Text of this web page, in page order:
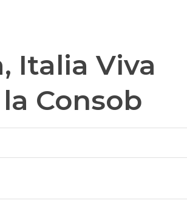
Italia Viva
Consob